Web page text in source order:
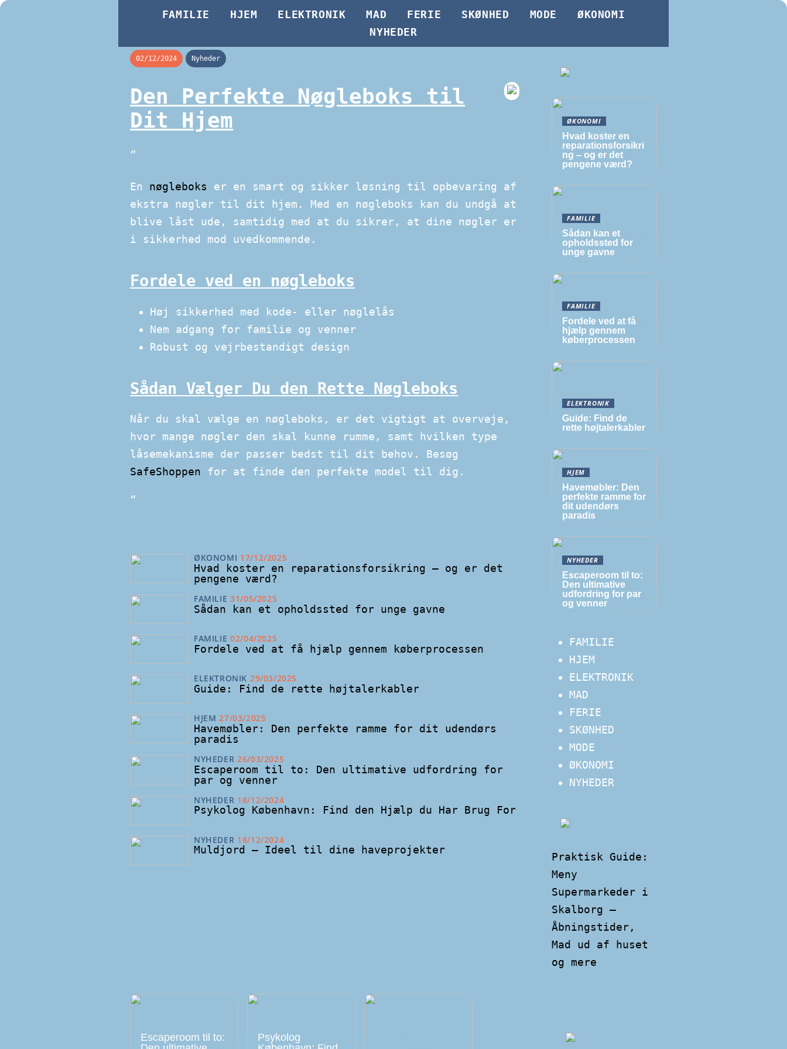
FAMILIE HJEM ELEKTRONIK MAD FERIE SKØNHED MODE
ØKONOMI
NYHEDER
02/12/2024 Nyheder
Den Perfekte Nøgleboks til
Dit Hjem
”
En nøgleboks er en smart og sikker løsning til opbevaring af
ekstra nøgler til dit hjem. Med en nøgleboks kan du undgå at
blive låst ude, samtidig med at du sikrer, at dine nøgler er
i sikkerhed mod uvedkommende.
Fordele ved en nøgleboks
Høj sikkerhed med kode- eller nøglelås
Nem adgang for familie og venner
Robust og vejrbestandigt design
Sådan Vælger Du den Rette Nøgleboks
Når du skal vælge en nøgleboks, er det vigtigt at overveje,
hvor mange nøgler den skal kunne rumme, samt hvilken type
låsemekanisme der passer bedst til dit behov. Besøg
SafeShoppen for at finde den perfekte model til dig.
“
ØKONOMI 17/12/2025
Hvad koster en reparationsforsikring – og er det
pengene værd?
FAMILIE 31/05/2025
Sådan kan et opholdssted for unge gavne
FAMILIE 02/04/2025
Fordele ved at få hjælp gennem køberprocessen
ELEKTRONIK 29/03/2025
Guide: Find de rette højtalerkabler
HJEM 27/03/2025
Havemøbler: Den perfekte ramme for dit udendørs
paradis
NYHEDER 26/03/2025
Escaperoom til to: Den ultimative udfordring for
par og venner
NYHEDER 18/12/2024
Psykolog København: Find den Hjælp du Har Brug For
NYHEDER 18/12/2024
Muldjord – Ideel til dine haveprojekter
ØKONOMI
Hvad koster en
reparationsforsikri
ng – og er det
pengene værd?
FAMILIE
Sådan kan et
opholdssted for
unge gavne
FAMILIE
Fordele ved at få
hjælp gennem
køberprocessen
ELEKTRONIK
Guide: Find de
rette højtalerkabler
HJEM
Havemøbler: Den
perfekte ramme for
dit udendørs
paradis
NYHEDER
Escaperoom til to:
Den ultimative
udfordring for par
og venner
FAMILIE
HJEM
ELEKTRONIK
MAD
FERIE
SKØNHED
MODE
ØKONOMI
NYHEDER
Praktisk Guide:
Meny
Supermarkeder i
Skalborg –
Åbningstider,
Mad ud af huset
og mere
Escaperoom til to:
Psykolog